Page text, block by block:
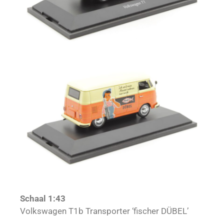
Schaal 1:43
Volkswagen T1b Transporter ‘fischer DÜBEL’